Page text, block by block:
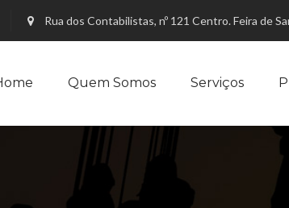
Rua dos Contabilistas, nº 121 Centro. Feira de
Quem Somos Serviços